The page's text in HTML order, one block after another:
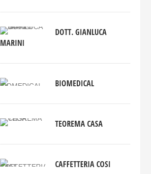
DOTT. GIANLUCA
MARINI
BIOMEDICAL
TEOREMA CASA
CAFFETTERIA COSI